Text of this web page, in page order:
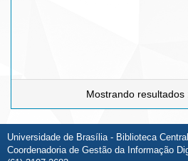
Mostrando resultados
Universidade de Brasília - Biblioteca Central
Coordenadoria de Gestão da Informação